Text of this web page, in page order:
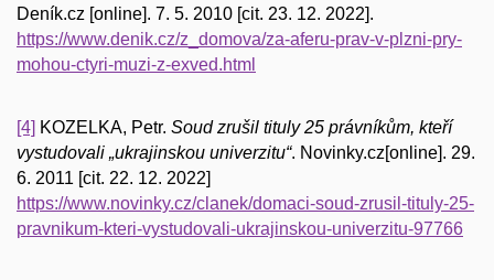
Deník.cz [online]. 7. 5. 2010 [cit. 23. 12. 2022].
https://www.denik.cz/z_domova/za-aferu-prav-v-plzni-pry-
mohou-ctyri-muzi-z-exved.html
[4] KOZELKA, Petr. Soud zrušil tituly 25 právníkům, kteří
vystudovali „ukrajinskou univerzitu“. Novinky.cz[online]. 29.
6. 2011 [cit. 22. 12. 2022]
https://www.novinky.cz/clanek/domaci-soud-zrusil-tituly-25-
pravnikum-kteri-vystudovali-ukrajinskou-univerzitu-97766